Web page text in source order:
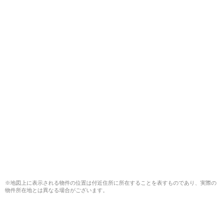
※地図上に表示される物件の位置は付近住所に所在することを表すものであり、実際の
物件所在地とは異なる場合がございます。